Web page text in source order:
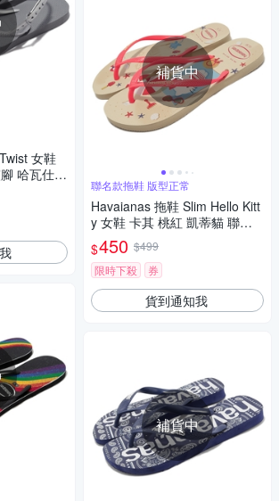
女鞋
哈瓦仕 4
補貨中
聯名款拖鞋 版型正常
Havaianas 拖鞋 Slim Hello Kitt
y 女鞋 卡其 桃紅 凱蒂貓 聯名
款 夾腳拖 人字拖 哈瓦仕 4145
7480570W
$450 $499
限時下殺
券
貨到通知我
補貨中